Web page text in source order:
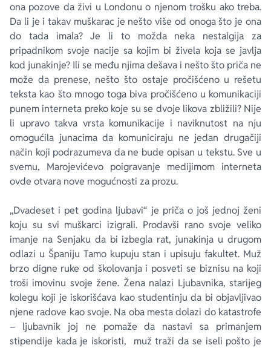
ona pozove da živi u Londonu o njenom trošku ako treba.
Da li je i takav muškarac je nešto više od onoga što je ona
do tada imala? Je li to možda neka nestalgija za
pripadnikom svoje nacije sa kojim bi živela koja se javlja
kod junakinje? Ili se među njima dešava i nešto što priča ne
može da prenese, nešto što ostaje pročišćeno u rešetu
teksta kao što mnogo toga biva pročišćeno u komunikaciji
punem interneta preko koje su se dvoje likova zbližili? Nije
li upravo takva vrsta komunikacije i naviknutost na nju
omogućila junacima da komuniciraju ne jedan drugačiji
način koji podrazumeva da ne bude opisan u tekstu. Sve u
svemu, Marojevićevo poigravanje medijimom interneta
ovde otvara nove mogućnosti za prozu.
„Dvadeset i pet godina ljubavi“ je priča o još jednoj ženi
koju su svi muškarci izigrali. Prodavši rano svoje veliko
imanje na Senjaku da bi izbegla rat, junakinja u drugom
odlazi u Španiju Tamo kupuju stan i upisuju fakultet. Muž
brzo digne ruke od školovanja i posveti se biznisu na koji
troši imovinu svoje žene. Žena nalazi Ljubavnika, starijeg
kolegu koji je iskorišćava kao studentinju da bi objavljivao
njene radove kao svoje. Na oba mesta dolazi do katastrofe
– ljubavnik joj ne pomaže da nastavi sa primanjem
stipendije kada je iskoristi, muž traži da se iseli pošto je